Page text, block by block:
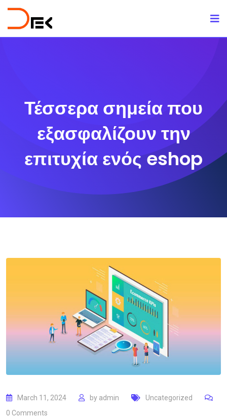
Skip
content
Τέσσερα σημεία που
εξασφαλίζουν την
επιτυχία ενός eshop
March 11, 2024 by admin
Uncategorized
0 Comments